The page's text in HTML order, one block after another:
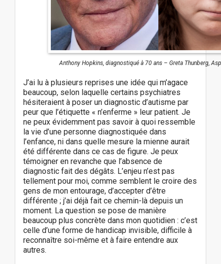
Anthony Hopkins, diagnostiqué à 70 ans – Greta Thunberg,
J’ai lu à plusieurs reprises une idée qui m’agace
beaucoup, selon laquelle certains psychiatres
hésiteraient à poser un diagnostic d’autisme par
peur que l’étiquette « n’enferme » leur patient. Je
ne peux évidemment pas savoir à quoi ressemble
la vie d’une personne diagnostiquée dans
l’enfance, ni dans quelle mesure la mienne aurait
été différente dans ce cas de figure. Je peux
témoigner en revanche que l’absence de
diagnostic fait des dégâts. L’enjeu n’est pas
tellement pour moi, comme semblent le croire des
gens de mon entourage, d’accepter d’être
différente ; j’ai déjà fait ce chemin-là depuis un
moment. La question se pose de manière
beaucoup plus concrète dans mon quotidien : c’est
celle d’une forme de handicap invisible, difficile à
reconnaître soi-même et à faire entendre aux
autres.